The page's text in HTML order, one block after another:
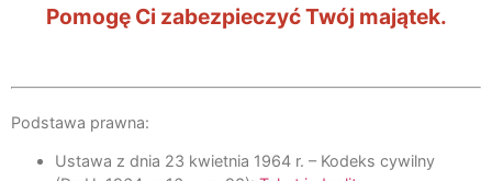
Pomogę Ci zabezpieczyć Twój majątek.
Podstawa prawna:
Ustawa z dnia 23 kwietnia 1964 r. – Kodeks cywilny